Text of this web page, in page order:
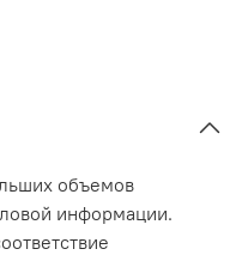
объемов
информации.